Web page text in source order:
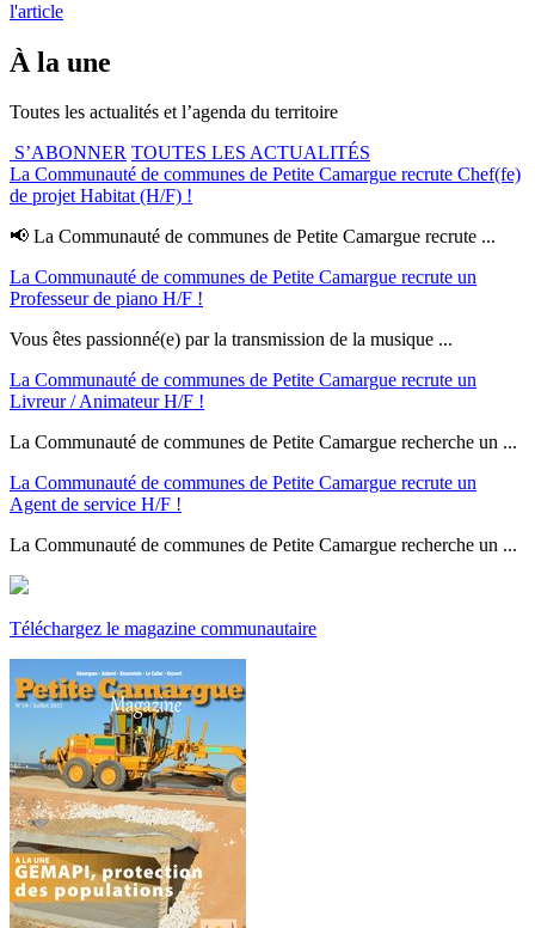
l'article
À la une
Toutes les actualités et l’agenda du territoire
S’ABONNER TOUTES LES ACTUALITÉS
La Communauté de communes de Petite Camargue recrute Chef(fe)
de projet Habitat (H/F) !
📢 La Communauté de communes de Petite Camargue recrute ...
La Communauté de communes de Petite Camargue recrute un
Professeur de piano H/F !
Vous êtes passionné(e) par la transmission de la musique ...
La Communauté de communes de Petite Camargue recrute un
Livreur / Animateur H/F !
La Communauté de communes de Petite Camargue recherche un ...
La Communauté de communes de Petite Camargue recrute un
Agent de service H/F !
La Communauté de communes de Petite Camargue recherche un ...
Téléchargez le magazine communautaire